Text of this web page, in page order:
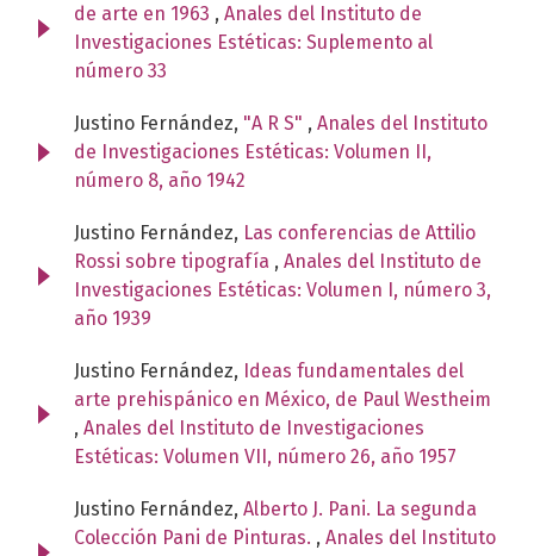
de arte en 1963 , Anales del Instituto de
Investigaciones Estéticas: Suplemento al
número 33
Justino Fernández, "A R S" , Anales del Instituto
de Investigaciones Estéticas: Volumen II,
número 8, año 1942
Justino Fernández, Las conferencias de Attilio
Rossi sobre tipografía , Anales del Instituto de
Investigaciones Estéticas: Volumen I, número 3,
año 1939
Justino Fernández, Ideas fundamentales del
arte prehispánico en México, de Paul Westheim
, Anales del Instituto de Investigaciones
Estéticas: Volumen VII, número 26, año 1957
Justino Fernández, Alberto J. Pani. La segunda
Colección Pani de Pinturas. , Anales del Instituto